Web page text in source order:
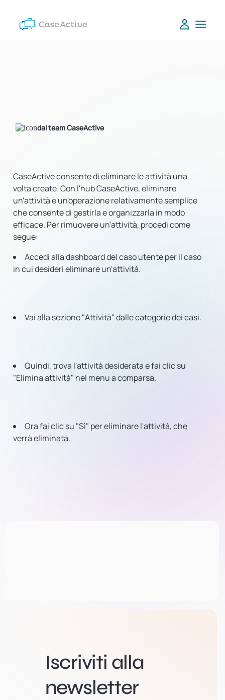
dal team CaseActive
CaseActive consente di eliminare le attività una
volta create. Con l'hub CaseActive, eliminare
un'attività è un'operazione relativamente semplice
che consente di gestirla e organizzarla in modo
efficace. Per rimuovere un'attività, procedi come
segue:
Accedi alla dashboard del caso utente per il caso
in cui desideri eliminare un'attività.
Vai alla sezione "Attività" dalle categorie dei casi.
Quindi, trova l'attività desiderata e fai clic su
"Elimina attività" nel menu a comparsa.
Ora fai clic su "Sì" per eliminare l'attività, che
verrà eliminata.
Iscriviti alla
newsletter